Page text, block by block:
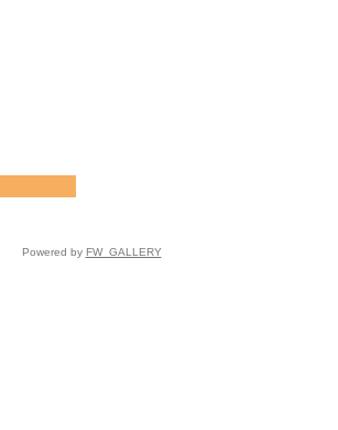
Powered by FW_GALLERY